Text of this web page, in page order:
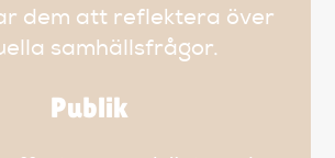
dem att reflektera över
samhällsfrågor.
Publik